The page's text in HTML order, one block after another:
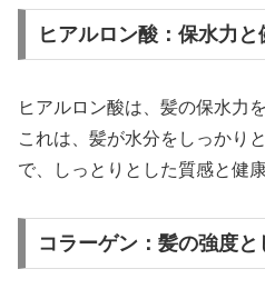
ヒアルロン酸：保水力
ヒアルロン酸は、髪の保水力
これは、髪が水分をしっかり
で、しっとりとした質感と健
コラーゲン：髪の強度